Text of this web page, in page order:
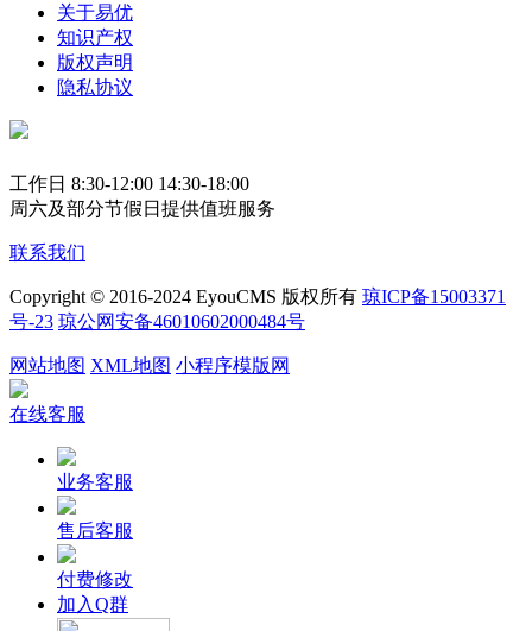
关于易优
知识产权
版权声明
隐私协议
工作日 8:30-12:00 14:30-18:00
周六及部分节假日提供值班服务
联系我们
Copyright © 2016-2024 EyouCMS 版权所有 琼ICP备15003371
号-23 琼公网安备46010602000484号
网站地图 XML地图 小程序模版网
在线客服
业务客服
售后客服
付费修改
加入Q群